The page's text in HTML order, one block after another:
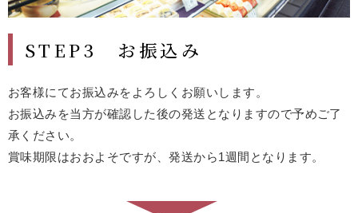
STEP3 お振込み
お客様にてお振込みをよろしくお願いします。
お振込みを当方が確認した後の発送となりますので予めご了
承ください。
賞味期限はおおよそですが、発送から1週間となります。